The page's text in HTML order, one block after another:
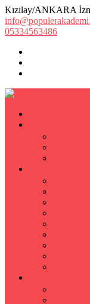
Kızılay/ANKARA
05334563486